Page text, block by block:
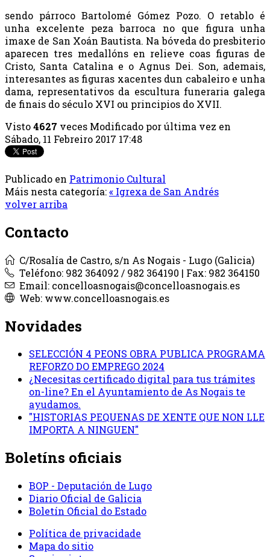
sendo párroco Bartolomé Gómez Pozo. O retablo é
unha excelente peza barroca no que figura unha
imaxe de San Xoán Bautista. Na bóveda do presbiterio
aparecen tres medallóns en relieve coas figuras de
Cristo, Santa Catalina e o Agnus Dei. Son, ademais,
interesantes as figuras xacentes dun cabaleiro e unha
dama, representativos da escultura funeraria galega
de finais do século XVI ou principios do XVII.
Visto4627 veces Modificado por última vez en
Sábado, 11 Febreiro 2017 17:48
Publicado en Patrimonio Cultural
Máis nesta categoría:« Igrexa de San Andrés
volver arriba
Contacto
C/Rosalía de Castro, s/n As Nogais - Lugo (Galicia)
Teléfono: 982 364092 / 982 364190 | Fax: 982 364150
Email: concelloasnogais@concelloasnogais.es
Web: www.concelloasnogais.es
Novidades
SELECCIÓN 4 PEONS OBRA PUBLICA PROGRAMA
REFORZO DO EMPREGO 2024
¿Necesitas certificado digital para tus trámites
on-line? En el Ayuntamiento de As Nogais te
ayudamos.
"HISTORIAS PEQUENAS DE XENTE QUE NON LLE
IMPORTA A NINGUEN"
Boletíns oficiais
BOP - Deputación de Lugo
Diario Oficial de Galicia
Boletín Oficial do Estado
Política de privacidade
Mapa do sitio